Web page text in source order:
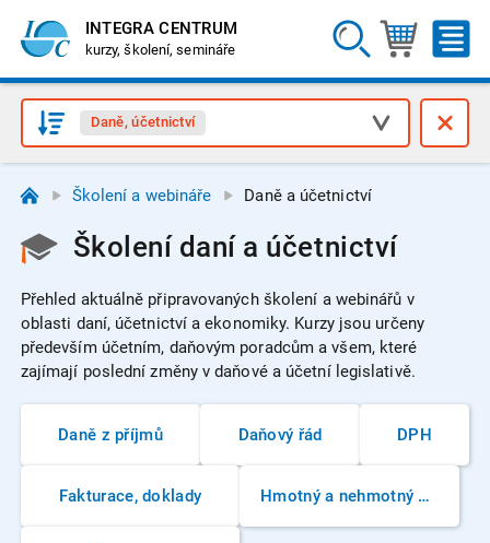
INTEGRA CENTRUM
kurzy, školení, semináře
Daně, účetnictví
Školení a webináře Daně a účetnictví
Školení daní a účetnictví
Přehled aktuálně připravovaných školení a webinářů v
oblasti daní, účetnictví a ekonomiky. Kurzy jsou určeny
především účetním, daňovým poradcům a všem, které
zajímají poslední změny v daňové a účetní legislativě.
Daně z příjmů Daňový řád DPH
Fakturace, doklady Hmotný a nehmotný majetek